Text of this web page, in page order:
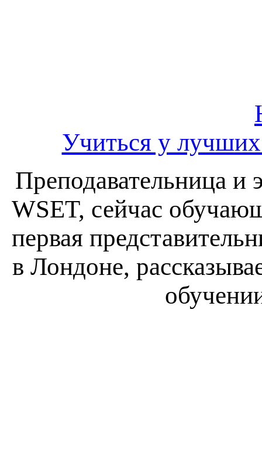
Учиться у
Преподавательница и
WSET, сейчас
первая
в Лондоне,